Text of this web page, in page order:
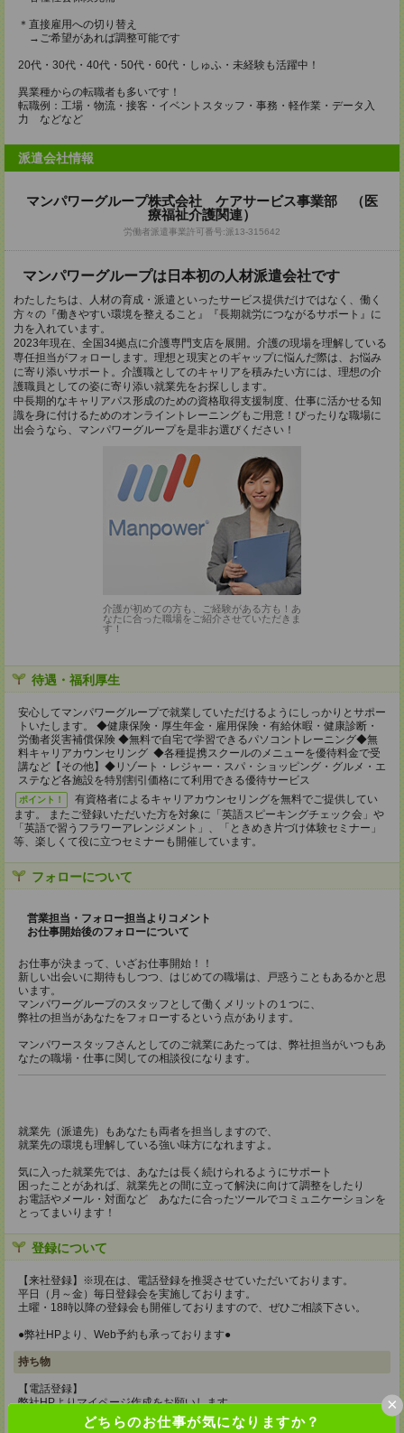
どちらのお仕事が気になりますか？
×
＊直接雇用への切り替え
→ご希望があれば調整可能です
20代・30代・40代・50代・60代・しゅふ・未経験も活躍中！
異業種からの転職者も多いです！
転職例：工場・物流・接客・イベントスタッフ・事務・軽作業・データ入
力 などなど
派遣会社情報
マンパワーグループ株式会社 ケアサービス事業部 （医
療福祉介護関連）
労働者派遣事業許可番号:派13-315642
マンパワーグループは日本初の人材派遣会社です
わたしたちは、人材の育成・派遣といったサービス提供だけではなく、働く
方々の『働きやすい環境を整えること』『長期就労につながるサポート』に
力を入れています。
2023年現在、全国34拠点に介護専門支店を展開。介護の現場を理解している
専任担当がフォローします。理想と現実とのギャップに悩んだ際は、お悩み
に寄り添いサポート。介護職としてのキャリアを積みたい方には、理想の介
護職員としての姿に寄り添い就業先をお探しします。
中長期的なキャリアパス形成のための資格取得支援制度、仕事に活かせる知
識を身に付けるためのオンライントレーニングもご用意！ぴったりな職場に
出会うなら、マンパワーグループを是非お選びください！
介護が初めての方も、ご経験がある方も！あ
なたに合った職場をご紹介させていただきま
す！
待遇・福利厚生
安心してマンパワーグループで就業していただけるようにしっかりとサポー
トいたします。 ◆健康保険・厚生年金・雇用保険・有給休暇・健康診断・
労働者災害補償保険 ◆無料で自宅で学習できるパソコントレーニング◆無
料キャリアカウンセリング ◆各種提携スクールのメニューを優待料金で受
講など【その他】◆リゾート・レジャー・スパ・ショッピング・グルメ・エ
ステなど各施設を特別割引価格にて利用できる優待サービス
ポイント！
有資格者によるキャリアカウンセリングを無料でご提供してい
ます。 またご登録いただいた方を対象に「英語スピーキングチェック会」や
「英語で習うフラワーアレンジメント」、「ときめき片づけ体験セミナー」
等、楽しくて役に立つセミナーも開催しています。
フォローについて
営業担当・フォロー担当よりコメント
お仕事開始後のフォローについて
お仕事が決まって、いざお仕事開始！！
新しい出会いに期待もしつつ、はじめての職場は、戸惑うこともあるかと思
います。
マンパワーグループのスタッフとして働くメリットの１つに、
弊社の担当があなたをフォローするという点があります。
マンパワースタッフさんとしてのご就業にあたっては、弊社担当がいつもあ
なたの職場・仕事に関しての相談役になります。
就業先（派遣先）もあなたも両者を担当しますので、
就業先の環境も理解している強い味方になれますよ。
気に入った就業先では、あなたは長く続けられるようにサポート
困ったことがあれば、就業先との間に立って解決に向けて調整をしたり
お電話やメール・対面など あなたに合ったツールでコミュニケーションを
とってまいります！
登録について
【来社登録】※現在は、電話登録を推奨させていただいております。
平日（月～金）毎日登録会を実施しております。
土曜・18時以降の登録会も開催しておりますので、ぜひご相談下さい。
●弊社HPより、Web予約も承っております●
持ち物
【電話登録】
弊社HPよりマイページ作成をお願いします
【来社登録】※現在は、電話登録を推奨させていただいております。